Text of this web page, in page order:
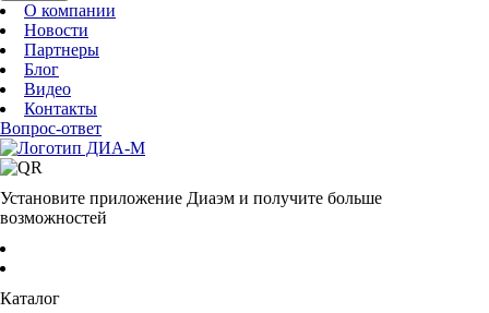
О компании
Новости
Партнеры
Блог
Видео
Контакты
Вопрос-ответ
Установите приложение Диаэм и получите больше
возможностей
Каталог